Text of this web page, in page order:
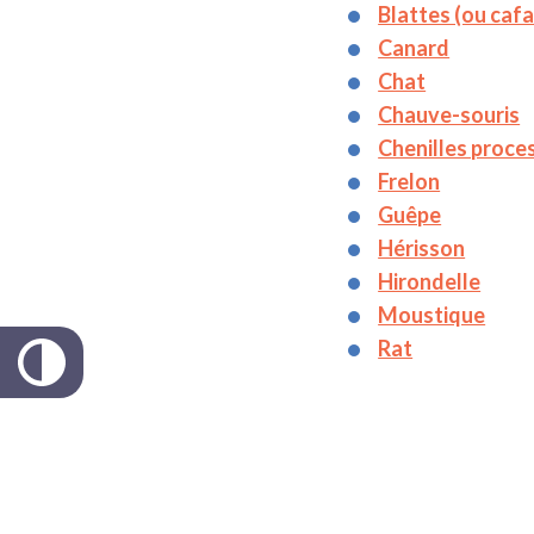
Blattes (ou
Canard
Chat
Chauve-souris
Chenilles
Frelon
Guêpe
Hérisson
Hirondelle
Moustique
Rat